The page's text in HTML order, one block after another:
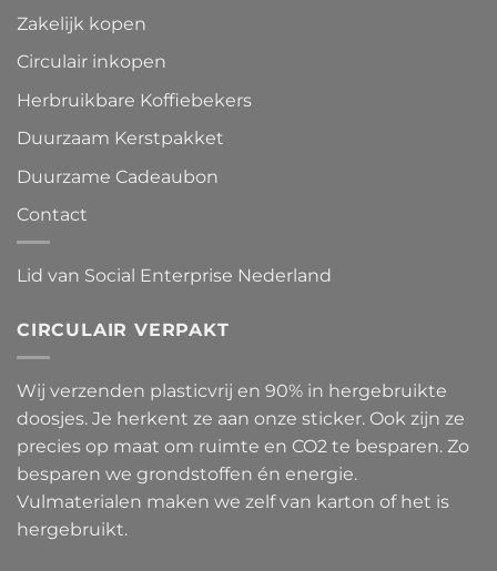
Zakelijk kopen
Circulair inkopen
Herbruikbare Koffiebekers
Duurzaam Kerstpakket
Duurzame Cadeaubon
Contact
Lid van Social Enterprise Nederland
CIRCULAIR VERPAKT
Wij verzenden plasticvrij en 90% in hergebruikte
doosjes. Je herkent ze aan onze sticker. Ook zijn ze
precies op maat om ruimte en CO2 te besparen. Zo
besparen we grondstoffen én energie.
Vulmaterialen maken we zelf van karton of het is
hergebruikt.